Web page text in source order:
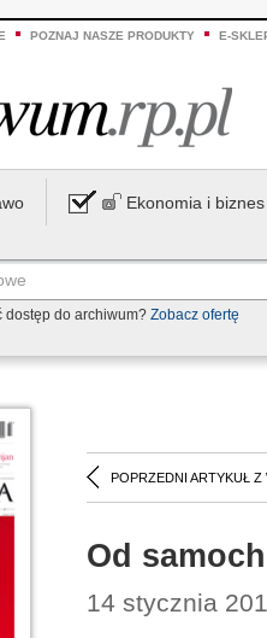
POZNAJ NASZE PRODUKTY E-
Ekonomia i biznes
dostęp do archiwum? Zobacz ofertę
POPRZEDNI ARTYKUŁ Z
Od
14 stycznia